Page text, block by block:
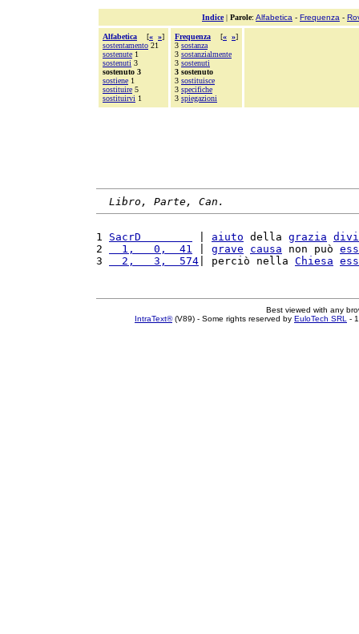
Indice| Parole: Alfabetica - Frequenza -
Alfabetica [« »]
sostentamento 21
sostenute 1
sostenuti 3
sostenuto 3
sostiene 1
sostituire 5
sostituirvi 1
Frequenza [« »]
3 sostanza
3 sostanzialmente
3 sostenuti
3 sostenuto
3 sostituisce
3 specifiche
3 spiegazioni
Libro, Parte, Can.
1 SacrD aiuto della grazia
2
  1,   0,  41
grave causa non può
3
  2,   3,  574
| perciò nella Chiesa
Best viewed with any
IntraText®(V89) - Some rights reserved by EuloTech SRL -